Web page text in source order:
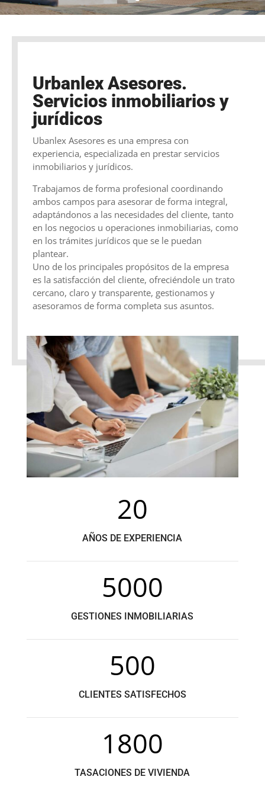
Urbanlex Asesores.
Servicios inmobiliarios y
jurídicos
Ubanlex Asesores es una empresa con
experiencia, especializada en prestar servicios
inmobiliarios y jurídicos.
Trabajamos de forma profesional coordinando
ambos campos para asesorar de forma integral,
adaptándonos a las necesidades del cliente, tanto
en los negocios u operaciones inmobiliarias, como
en los trámites jurídicos que se le puedan
plantear.
Uno de los principales propósitos de la empresa
es la satisfacción del cliente, ofreciéndole un trato
cercano, claro y transparente, gestionamos y
asesoramos de forma completa sus asuntos.
20
AÑOS DE EXPERIENCIA
5000
GESTIONES INMOBILIARIAS
500
CLIENTES SATISFECHOS
1800
TASACIONES DE VIVIENDA